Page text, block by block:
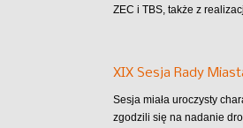
ZEC i TBS, także z
XIX Sesja Rady
Sesja miała uroczysty
zgodzili się na nadanie